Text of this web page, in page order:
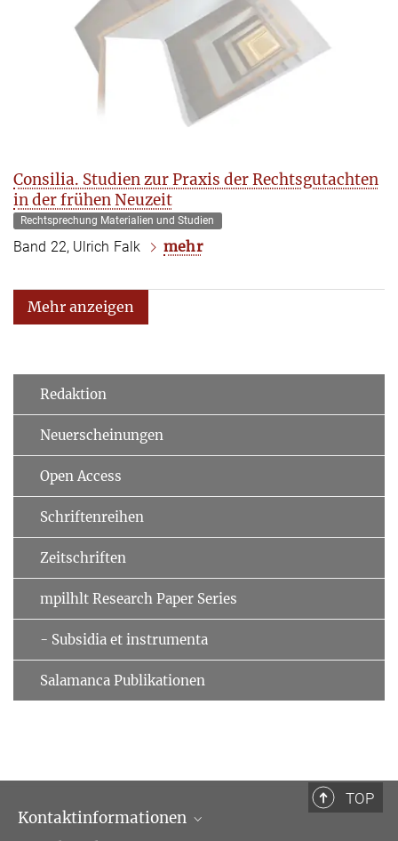
Consilia. Studien zur Praxis der Rechtsgutachten
in der frühen Neuzeit
Rechtsprechung Materialien und Studien
Band 22, Ulrich Falk mehr
Mehr anzeigen
Redaktion
Neuerscheinungen
Open Access
Schriftenreihen
Zeitschriften
mpilhlt Research Paper Series
- Subsidia et instrumenta
Salamanca Publikationen
TOP
Kontaktinformationen